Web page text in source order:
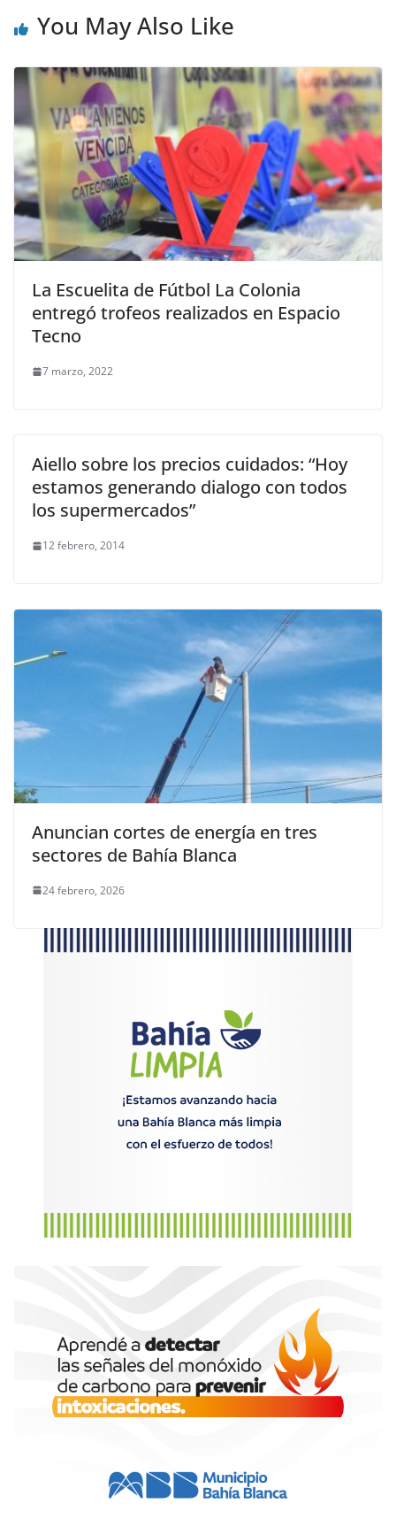
You May Also Like
La Escuelita de Fútbol La Colonia
entregó trofeos realizados en Espacio
Tecno
7 marzo, 2022
Aiello sobre los precios cuidados: “Hoy
estamos generando dialogo con todos
los supermercados”
12 febrero, 2014
Anuncian cortes de energía en tres
sectores de Bahía Blanca
24 febrero, 2026